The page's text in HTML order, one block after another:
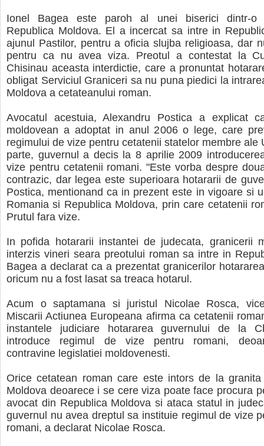
Ionel Bagea este paroh al unei biserici dintr-o
Republica Moldova. El a incercat sa intre in
ajunul Pastilor, pentru a oficia slujba religioasa, dar
pentru ca nu avea viza. Preotul a contestat la
Chisinau aceasta interdictie, care a pronuntat
obligat Serviciul Graniceri sa nu puna piedici la
Moldova a cetateanului roman.
Avocatul acestuia, Alexandru Postica a explicat
moldovean a adoptat in anul 2006 o lege, care
regimului de vize pentru cetatenii statelor membre ale
parte, guvernul a decis la 8 aprilie 2009
vize pentru cetatenii romani. "Este vorba despre
contrazic, dar legea este superioara hotararii de
Postica, mentionand ca in prezent este in vigoare si
Romania si Republica Moldova, prin care cetatenii
Prutul fara vize.
In pofida hotararii instantei de judecata, granicerii
interzis vineri seara preotului roman sa intre in
Bagea a declarat ca a prezentat granicerilor
oricum nu a fost lasat sa treaca hotarul.
Acum o saptamana si juristul Nicolae Rosca,
Miscarii Actiunea Europeana afirma ca cetatenii
instantele judiciare hotararea guvernului de la
introduce regimul de vize pentru romani,
contravine legislatiei moldovenesti.
Orice cetatean roman care este intors de la
Moldova deoarece i se cere viza poate face procura
avocat din Republica Moldova si ataca statul in
guvernul nu avea dreptul sa instituie regimul de vize
romani, a declarat Nicolae Rosca.